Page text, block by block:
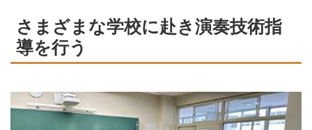
さまざまな学校に赴き演奏技術指
導を行う